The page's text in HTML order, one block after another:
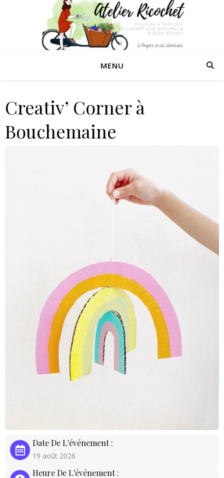
MENU
Creativ’ Corner à
Bouchemaine
Date De L'événement :
19 août 2026
Heure De L'événement :